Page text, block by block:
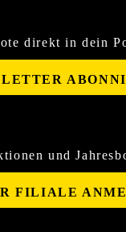
direkt in dein
und
FILIALE